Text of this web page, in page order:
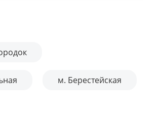
м. Берестейская